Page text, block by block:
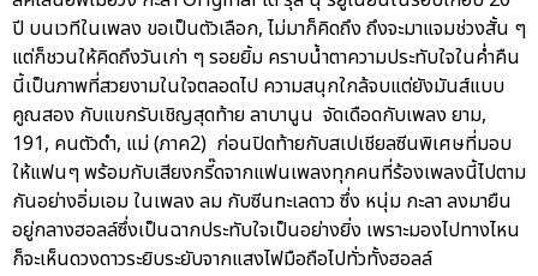
ปี บนเวทีในเพลง ขอเป็นตัวเลือก, ไม่มาก็คิดถึง ถึงจะมาแจมช่วงสั้น ๆ
แต่ก็ชวนให้คิดถึงวันเก่า ๆ รอยยิ้ม คราบน้ำตาความประทับใจในค่ำคืน
นี้เป็นภาพที่สวยงามในใจตลอดไป ความสนุกใกล้จบแต่ยังมันส์แบบ
คูณสอง กับแขกรับเชิญสุดท้าย ลาบานูน จัดเดือดกับเพลง ยาม,
191, คนตัวดำ, แม่ (ภาค2) ก่อนปิดท้ายกับสเปเชียลซีนพิเศษที่มอบ
ให้แฟนๆ พร้อมกับเสียงกรี๊ดจากแฟนเพลงทุกคนที่ร้องเพลงนี้ไปตาม
กันอย่างอิ่มเอม ในเพลง ลม กับซีนทะเลดาว ซึ่ง หนุ่ม กะลา ลงมายืน
อยู่กลางฮอลล์ซึ่งเป็นฉากประทับใจเป็นอย่างยิ่ง เพราะมองไปทางไหน
ก็จะเห็นดวงดาวระยิบระยับจากแสงไฟมือถือไปทั่วทั้งฮอลล์